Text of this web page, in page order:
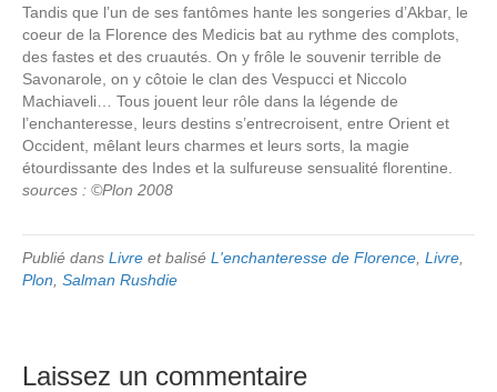
Tandis que l’un de ses fantômes hante les songeries d’Akbar, le
coeur de la Florence des Medicis bat au rythme des complots,
des fastes et des cruautés. On y frôle le souvenir terrible de
Savonarole, on y côtoie le clan des Vespucci et Niccolo
Machiaveli… Tous jouent leur rôle dans la légende de
l’enchanteresse, leurs destins s’entrecroisent, entre Orient et
Occident, mêlant leurs charmes et leurs sorts, la magie
étourdissante des Indes et la sulfureuse sensualité florentine.
sources : ©Plon 2008
Publié dans Livre et balisé L'enchanteresse de Florence Livre
Plon Salman Rushdie
Laissez un commentaire